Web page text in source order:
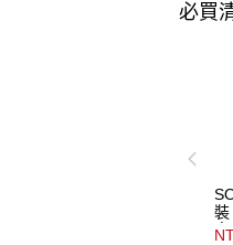
必買
裝